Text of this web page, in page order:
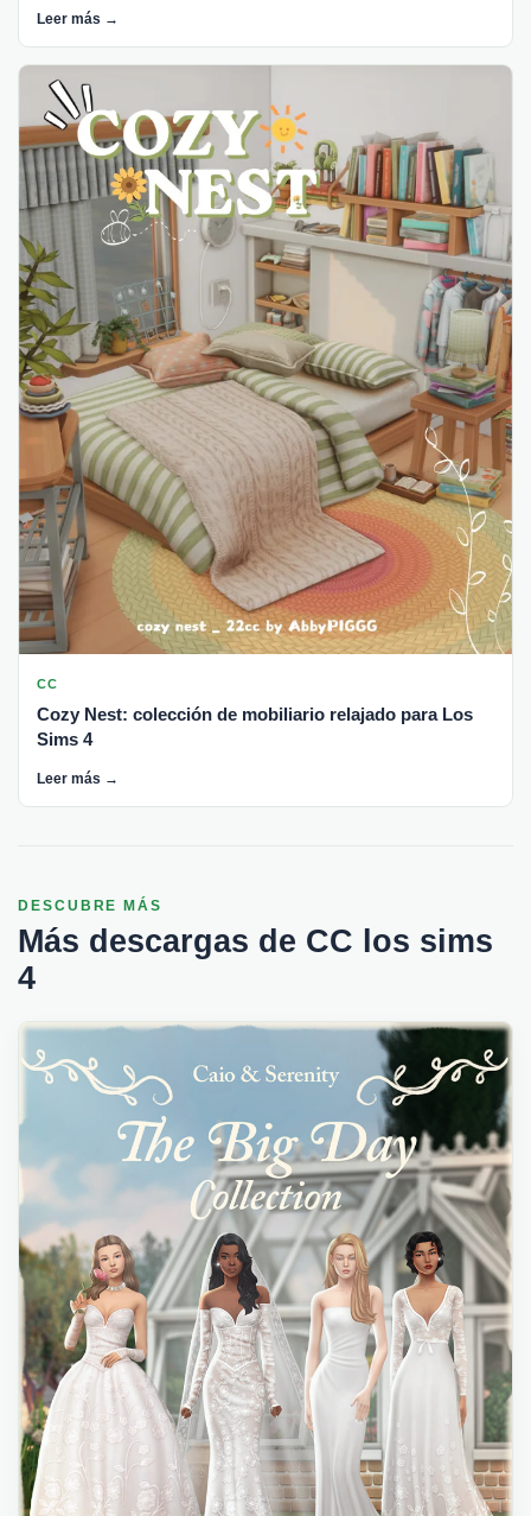
Leer más →
CC
Cozy Nest: colección de mobiliario relajado para Los
Sims 4
Leer más →
DESCUBRE MÁS
Más descargas de CC los sims
4